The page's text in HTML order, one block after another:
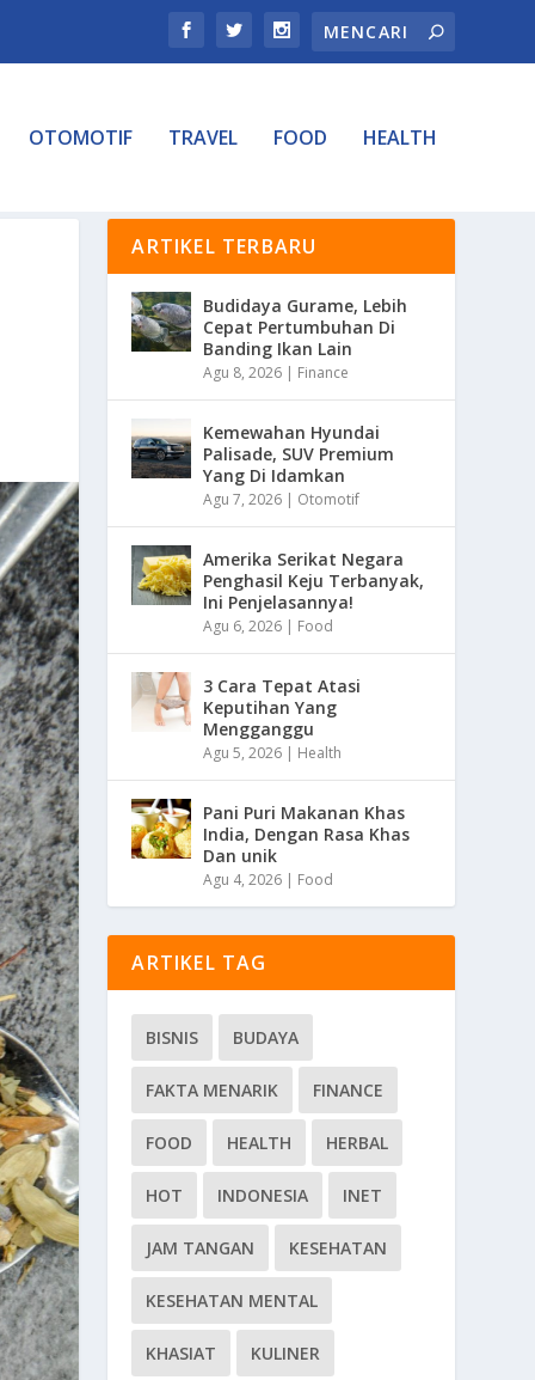
OTOMOTIF TRAVEL FOOD HEALTH
ARTIKEL TERBARU
Budidaya Gurame, Lebih
Cepat Pertumbuhan Di
Banding Ikan Lain
Agu 8, 2026 | Finance
Kemewahan Hyundai
Palisade, SUV Premium
Yang Di Idamkan
Agu 7, 2026 | Otomotif
Amerika Serikat Negara
Penghasil Keju Terbanyak,
Ini Penjelasannya!
Agu 6, 2026 | Food
3 Cara Tepat Atasi
Keputihan Yang
Mengganggu
Agu 5, 2026 | Health
Pani Puri Makanan Khas
India, Dengan Rasa Khas
Dan unik
Agu 4, 2026 | Food
ARTIKEL TAG
BISNIS BUDAYA
FAKTA MENARIK FINANCE
FOOD HEALTH HERBAL
HOT INDONESIA INET
JAM TANGAN KESEHATAN
KESEHATAN MENTAL
KHASIAT KULINER